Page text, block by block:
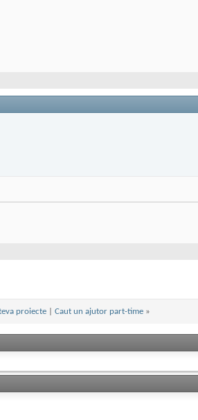
proiecte Caut un ajutor part-time »